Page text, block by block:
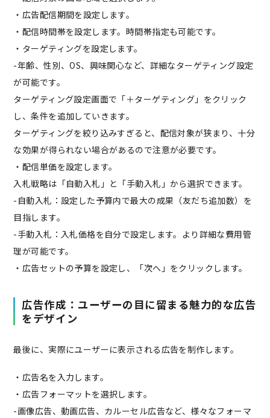
・広告配信期間を設定します。
・配信時間帯を設定します。時間帯指定も可能です。
・ターゲティングを設定します。
-年齢、性別、OS、興味関心など、詳細なターゲティング設定
が可能です。
ターゲティング設定画面で「＋ターゲティング」をクリック
し、条件を追加していきます。
ターゲティングを絞り込みすぎると、配信対象が狭まり、十分
な効果が得られない場合があるので注意が必要です。
・配信単価を設定します。
入札戦略は「自動入札」と「手動入札」から選択できます。
-自動入札：設定した予算内で最大の成果（友だち追加数）を
目指します。
-手動入札：入札価格を自分で設定します。より詳細な費用管
理が可能です。
・広告セットの予算を設定し、「次へ」をクリックします。
広告作成：ユーザーの目に留まる魅力的な広告
をデザイン
最後に、実際にユーザーに表示される広告を制作します。
・広告名を入力します。
・広告フォーマットを選択します。
-画像広告、動画広告、カルーセル広告など、様々なフォーマ